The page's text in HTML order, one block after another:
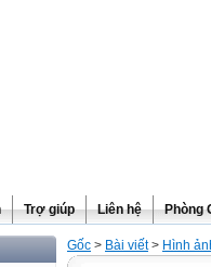
Trợ giúp Liên hệ Phòng
Gốc > Bài viết> Hình